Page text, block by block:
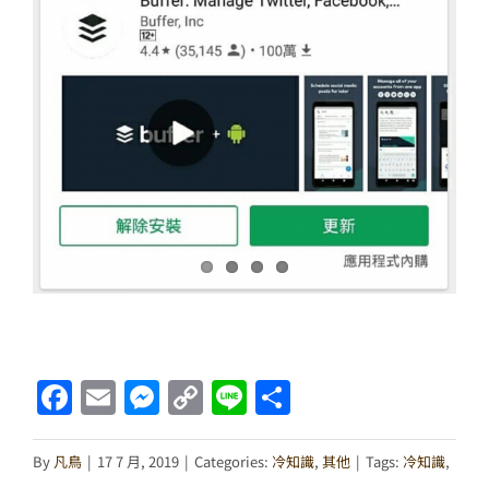
Facebook
EmailMessenger
Copy
Link
Line
享
By 凡鳥 | 17 7 月, 2019 | Categories: 冷知識, 其他 | Tags: 冷知識,